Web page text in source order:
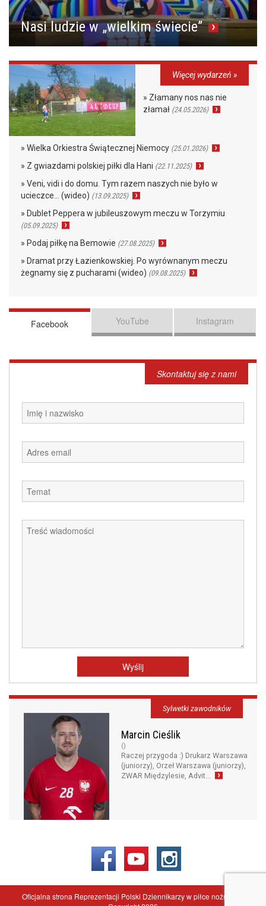
Nasi ludzie w „wielkim świecie”
Więcej wydarzeń »
» Złamany nos nas nie
złamał (24.05.2026)
» Wielka Orkiestra Świątecznej Niemocy (25.01.2026)
» Z gwiazdami polskiej piłki dla Hani (22.11.2025)
» Veni, vidi i do domu. Tym razem naszych nie było w
ucieczce… (wideo) (13.09.2025)
» Dublet Peppera w jubileuszowym meczu w Torzymiu
(05.09.2025)
» Podaj piłkę na Bemowie (27.08.2025)
» Dramat przy Łazienkowskiej. Po wyrównanym meczu
żegnamy się z pucharami (wideo) (09.08.2025)
Facebook YouTube Instagram
Skontaktuj się z nami
Marcin Cieślik
()
Raczej przygoda :) Drukarz Warszawa
(juniorzy), Orzeł Warszawa (juniorzy),
ZWAR Międzylesie, Advit...
Sylwetki zawodników
Oficjalna strona Reprezentacji Polski Dziennikarzy w piłce nożnej - ©